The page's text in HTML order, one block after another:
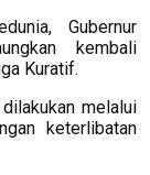
Gubernur
kembali
Kuratif.
melalui
keterlibatan